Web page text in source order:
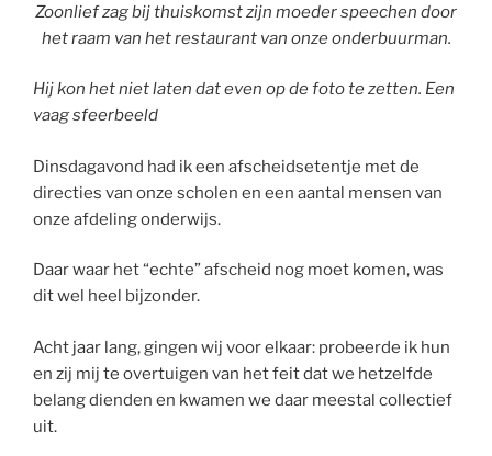
Zoonlief zag bij thuiskomst zijn moeder speechen door
het raam van het restaurant van onze onderbuurman.
Hij kon het niet laten dat even op de foto te zetten. Een
vaag sfeerbeeld
Dinsdagavond had ik een afscheidsetentje met de
directies van onze scholen en een aantal mensen van
onze afdeling onderwijs.
Daar waar het “echte” afscheid nog moet komen, was
dit wel heel bijzonder.
Acht jaar lang, gingen wij voor elkaar: probeerde ik hun
en zij mij te overtuigen van het feit dat we hetzelfde
belang dienden en kwamen we daar meestal collectief
uit.